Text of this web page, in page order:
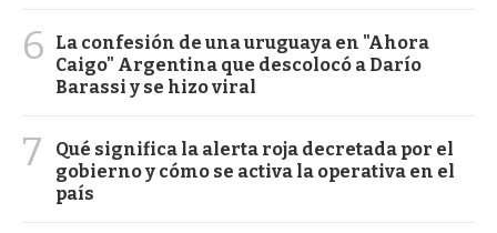
6
La confesión de una uruguaya en "Ahora
Caigo" Argentina que descolocó a Darío
Barassi y se hizo viral
7
Qué significa la alerta roja decretada por el
gobierno y cómo se activa la operativa en el
país